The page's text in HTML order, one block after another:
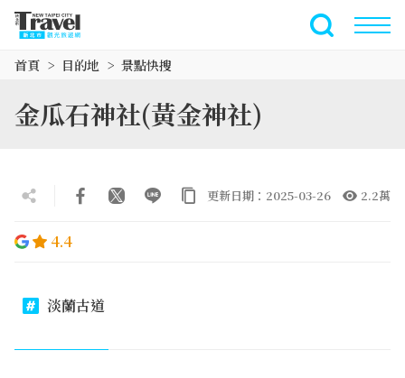
全文檢索
首頁 目的地 景點快搜
金瓜石神社(黃金神社)
更新日期：2025-03-26 2.2萬
4.4
淡蘭古道